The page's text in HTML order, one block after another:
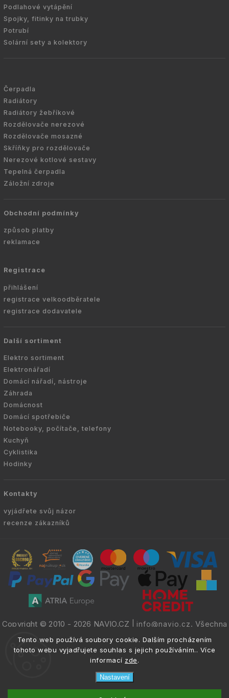
Tento web používá soubory cookie. Dalším procházením
tohoto webu vyjadřujete souhlas s jejich používáním.. Více
informací zde.
Nastavení
Podlahové vytápění
Spojky, fitinky na trubky
Potrubí
Solární sety a kolektory
Čerpadla
Radiátory
Radiátory žebříkové
Rozdělovače nerezové
Rozdělovače mosazné
Skříňky pro rozdělovače
Nerezové kotlové sestavy
Tepelná čerpadla
Záložní zdroje
Obchodní podmínky
způsob platby
reklamace
Registrace
přihlášení
registrace velkoodběratele
registrace dodavatele
Další sortiment
Elektro sortiment
Elektronářadí
Domácí nářadí, nástroje
Záhrada
Domácnost
Domácí spotřebiče
Notebooky, počítače, telefony
Kuchyň
Cyklistika
Hodinky
Kontakty
vyjádřete svůj názor
recenze zákazníků
Copyright © 2010 - 2026 NAVIO.CZ info@navio.cz. Všechna
práva vyhrazena.